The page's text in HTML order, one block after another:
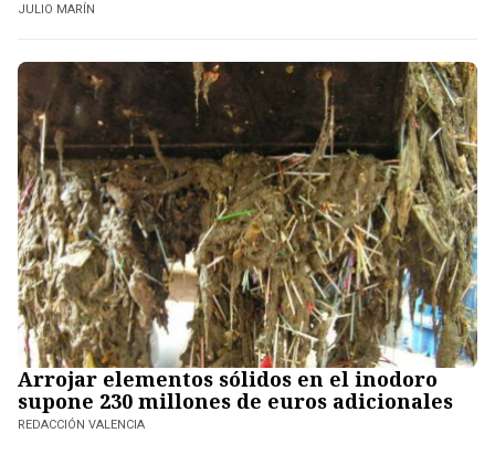
JULIO MARÍN
Arrojar elementos sólidos en el inodoro
supone 230 millones de euros adicionales
REDACCIÓN VALENCIA